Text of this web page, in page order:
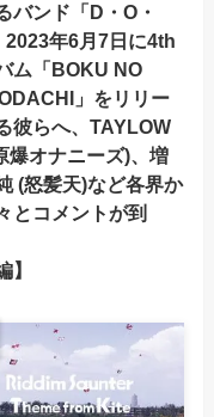
バンド「D・O・
2023年6月7日に4th
ム「BOKU NO
」をリリー
彼らへ、TAYLOW
爆オナニーズ)、増
(怒髪天)など各界か
とコメントが到
】